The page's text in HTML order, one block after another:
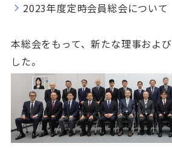
2023年度定時会員総会について
本総会をもって、新たな理事およ
した。